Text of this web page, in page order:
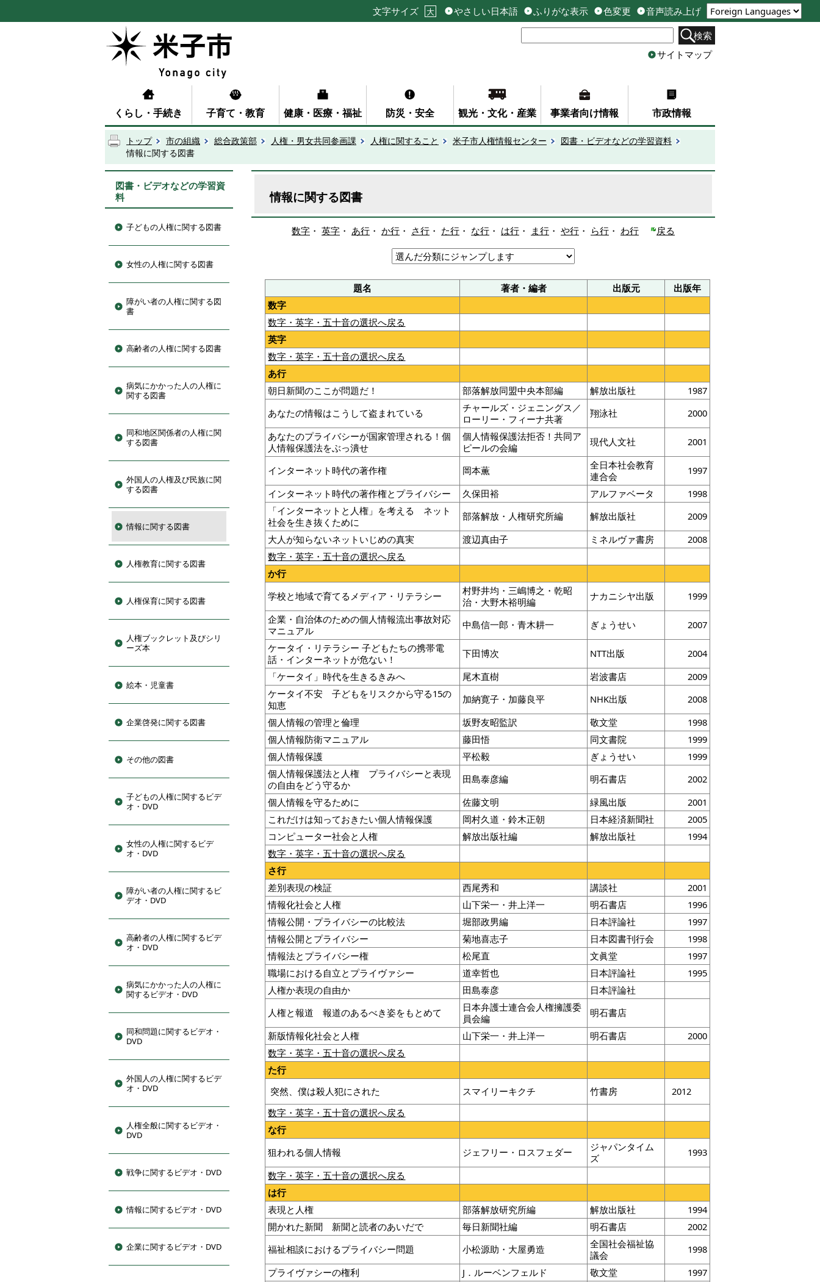
文字サイズ 大 やさしい日本語 ふりがな表示 色変更
音声読み上げ
検索
サイトマップ
くらし・手続き 子育て・教育 健康・医療・福祉 防災・安全 観光・文化・産業 事業者向け情報 市政情報
トップ 市の組織 総合政策部 人権・男女共同参画課 人権に関すること 米子市人権情報センター
図書・ビデオなどの学習資料
情報に関する図書
図書・ビデオなどの学習資
料
子どもの人権に関する図書
女性の人権に関する図書
障がい者の人権に関する図
書
高齢者の人権に関する図書
病気にかかった人の人権に
関する図書
同和地区関係者の人権に関
する図書
外国人の人権及び民族に関
する図書
情報に関する図書
人権教育に関する図書
人権保育に関する図書
人権ブックレット及びシリ
ーズ本
絵本・児童書
企業啓発に関する図書
その他の図書
子どもの人権に関するビデ
オ・DVD
女性の人権に関するビデ
オ・DVD
障がい者の人権に関するビ
デオ・DVD
高齢者の人権に関するビデ
オ・DVD
病気にかかった人の人権に
関するビデオ・DVD
同和問題に関するビデオ・
DVD
外国人の人権に関するビデ
オ・DVD
人権全般に関するビデオ・
DVD
戦争に関するビデオ・DVD
情報に関するビデオ・DVD
企業に関するビデオ・DVD
情報に関する図書
数字 ・ 英字 ・ あ行 ・ か行 ・ さ行 ・ た行 ・ な行 ・ は行 ・ ま行 ・ や行 ・ ら行 ・ わ行 戻る
題名 著者・編者 出版元
出版年
数字
数字・英字・五十音の選択へ戻る
英字
数字・英字・五十音の選択へ戻る
あ行
朝日新聞のここが問題だ！
部落解放同盟中央本部編 解放出版社
1987
あなたの情報はこうして盗まれている
チャールズ・ジェニングス／
ローリー・フィーナ共著
翔泳社
2000
あなたのプライバシーが国家管理される！個
人情報保護法をぶっ潰せ
個人情報保護法拒否！共同ア
ピールの会編
現代人文社 2001
インターネット時代の著作権 岡本薫
全日本社会教育
連合会
1997
インターネット時代の著作権とプライバシー
久保田裕 アルファベータ
1998
「インターネットと人権」を考える ネット
社会を生き抜くために
部落解放・人権研究所編 解放出版社
2009
大人が知らないネットいじめの真実
渡辺真由子 ミネルヴァ書房
2008
数字・英字・五十音の選択へ戻る
か行
学校と地域で育てるメディア・リテラシー
村野井均・三嶋博之・乾昭
治・大野木裕明編
ナカニシヤ出版
1999
企業・自治体のための個人情報流出事故対応
マニュアル
中島信一郎・青木耕一 ぎょうせい
2007
ケータイ・リテラシー 子どもたちの携帯電
話・インターネットが危ない！
下田博次 NTT出版
2004
「ケータイ」時代を生きるきみへ
尾木直樹 岩波書店
2009
ケータイ不安 子どもをリスクから守る15の
知恵
加納寛子・加藤良平 NHK出版
2008
個人情報の管理と倫理
坂野友昭監訳 敬文堂
1998
個人情報防衛マニュアル
藤田悟 同文書院
1999
個人情報保護
平松毅 ぎょうせい
1999
個人情報保護法と人権 プライバシーと表現
の自由をどう守るか
田島泰彦編 明石書店
2002
個人情報を守るために
佐藤文明 緑風出版
2001
これだけは知っておきたい個人情報保護
岡村久道・鈴木正朝 日本経済新聞社
2005
コンピューター社会と人権
解放出版社編 解放出版社
1994
数字・英字・五十音の選択へ戻る
さ行
差別表現の検証
西尾秀和 講談社
2001
情報化社会と人権
山下栄一・井上洋一 明石書店
1996
情報公開・プライバシーの比較法
堀部政男編 日本評論社
1997
情報公開とプライバシー
菊地喜志子 日本図書刊行会
1998
情報法とプライバシー権
松尾直 文眞堂
1997
職場における自立とプライヴァシー
道幸哲也 日本評論社
1995
人権か表現の自由か
田島泰彦
日本評論社
人権と報道 報道のあるべき姿をもとめて
日本弁護士連合会人権擁護委
員会編
明石書店
新版情報化社会と人権
山下栄一・井上洋一 明石書店
2000
数字・英字・五十音の選択へ戻る
た行
突然、僕は殺人犯にされた
スマイリーキクチ 竹書房
2012
数字・英字・五十音の選択へ戻る
な行
狙われる個人情報
ジェフリー・ロスフェダー
ジャパンタイム
ズ
1993
数字・英字・五十音の選択へ戻る
は行
表現と人権
部落解放研究所編 解放出版社
1994
開かれた新聞 新聞と読者のあいだで
毎日新聞社編 明石書店
2002
福祉相談におけるプライバシー問題
小松源助・大屋勇造
全国社会福祉協
議会
1998
プライヴァシーの権利
J．ルーベンフェルド 敬文堂
1997